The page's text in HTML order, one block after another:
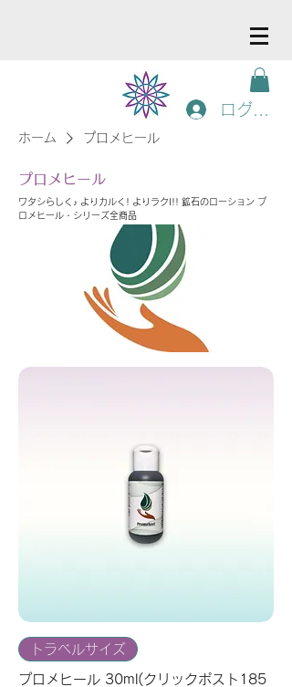
ログイン
ホーム プロメヒール
プロメヒール
ワタシらしく♪ よりカルく! よりラクI!! ​鉱石のローション プ
ロメヒール・シリーズ全商品
トラベルサイズ
プロメヒール 30ml(クリックポスト185